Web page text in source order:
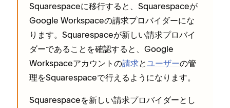
Squarespaceに移行すると⁠、Squarespaceが
Google Workspaceの請求プロバイダ⁠ーにな
ります⁠。Squarespaceが新しい請求プロバイ
ダ⁠ーであることを確認すると⁠、Google
Workspaceアカウントの請求とユ⁠ーザ⁠ーの管
理をSquarespaceで行えるようになります⁠。
Squarespaceを新しい請求プロバイダ⁠ーとし